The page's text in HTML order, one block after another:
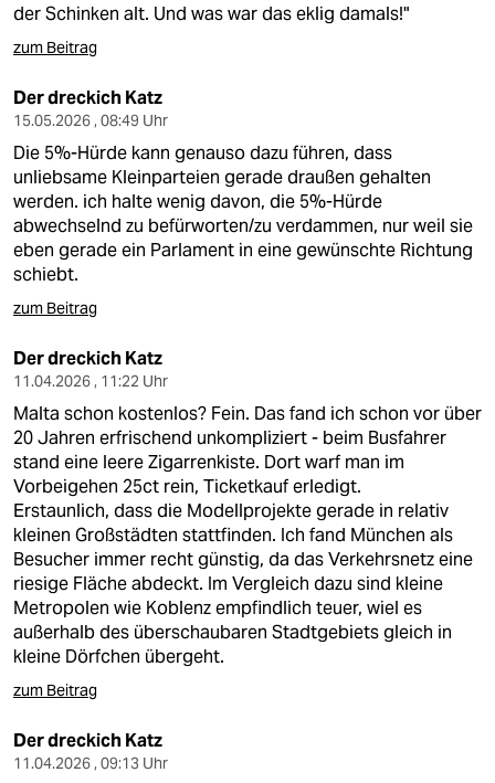
der Schinken alt. Und was war das eklig damals!"
zum Beitrag
Der dreckich Katz
15.05.2026 , 08:49 Uhr
Die 5%-Hürde kann genauso dazu führen, dass
unliebsame Kleinparteien gerade draußen gehalten
werden. ich halte wenig davon, die 5%-Hürde
abwechselnd zu befürworten/zu verdammen, nur weil sie
eben gerade ein Parlament in eine gewünschte Richtung
schiebt.
zum Beitrag
Der dreckich Katz
11.04.2026 , 11:22 Uhr
Malta schon kostenlos? Fein. Das fand ich schon vor über
20 Jahren erfrischend unkompliziert - beim Busfahrer
stand eine leere Zigarrenkiste. Dort warf man im
Vorbeigehen 25ct rein, Ticketkauf erledigt.
Erstaunlich, dass die Modellprojekte gerade in relativ
kleinen Großstädten stattfinden. Ich fand München als
Besucher immer recht günstig, da das Verkehrsnetz eine
riesige Fläche abdeckt. Im Vergleich dazu sind kleine
Metropolen wie Koblenz empfindlich teuer, wiel es
außerhalb des überschaubaren Stadtgebiets gleich in
kleine Dörfchen übergeht.
zum Beitrag
Der dreckich Katz
11.04.2026 , 09:13 Uhr